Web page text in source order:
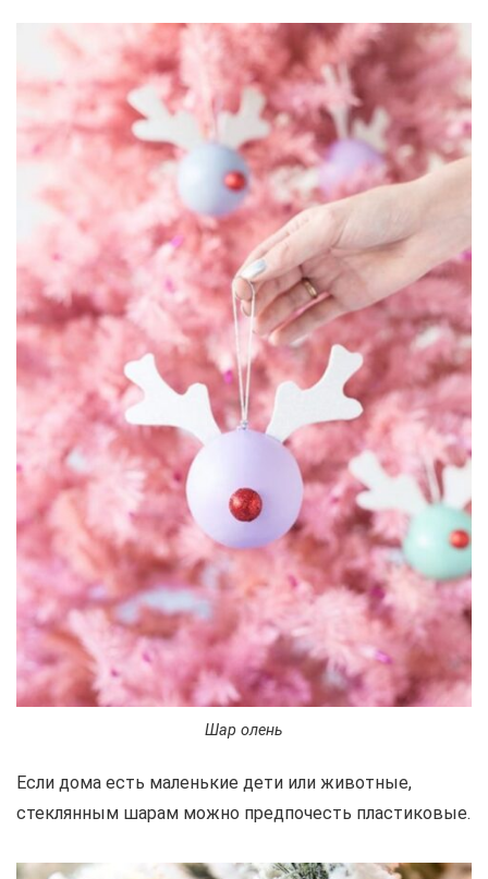
Шар олень
Если дома есть маленькие дети или животные,
стеклянным шарам можно предпочесть пластиковые.